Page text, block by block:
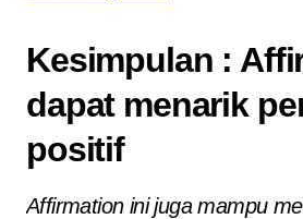
Kesimpulan :
dapat menarik
positif
Affirmation ini juga mampu